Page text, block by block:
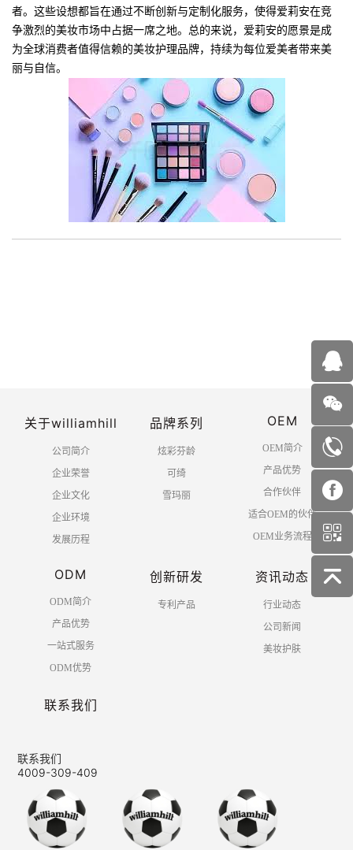
者。这些设想都旨在通过不断创新与定制化服务，使得爱莉安在竞
争激烈的美妆市场中占据一席之地。总的来说，爱莉安的愿景是成
为全球消费者值得信赖的美妆护理品牌，持续为每位爱美者带来美
丽与自信。
关于williamhill
公司简介
企业荣誉
企业文化
企业环境
发展历程
品牌系列
炫彩芬龄
可绮
雪玛丽
OEM
OEM简介
产品优势
合作伙伴
适合OEM的伙伴
OEM业务流程
ODM
ODM简介
产品优势
一站式服务
ODM优势
创新研发
专利产品
资讯动态
行业动态
公司新闻
美妆护肤
联系我们
联系我们
4009-309-409